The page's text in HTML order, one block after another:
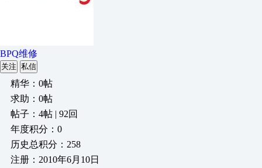
BPQ维修
关注 私信
精华：0帖
求助：0帖
帖子：4帖 | 92回
年度积分：0
历史总积分：258
注册：2010年6月10日